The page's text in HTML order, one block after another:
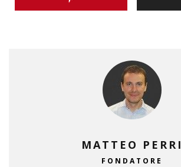
MATTEO PERRI
FONDATORE